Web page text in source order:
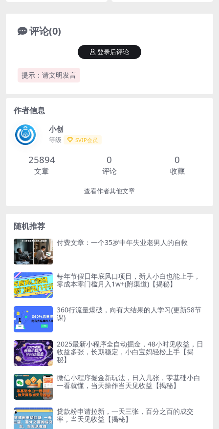
评论(0)
提示：请文明发言
登录后评论
作者信息
小创
等级 SVIP会员
25894
文章
0
评论
0
收藏
查看作者其他文章
随机推荐
付费文章：一个35岁中年失业老男人的自救
每年节假日年底风口项目，新人小白也能上手，
零成本零门槛月入1w+(附渠道)【揭秘】
360行流量爆破，向有大结果的人学习(更新58节
课)
2025最新小程序全自动掘金，48小时见收益，日
收益多张，长期稳定，小白宝妈轻松上手【揭
秘】
微信小程序掘金新玩法，日入几张，零基础小白
一看就懂，当天操作当天见收益【揭秘】
贷款粉申请拉新，一天三张，百分之百的成交
率，当天见收益【揭秘】